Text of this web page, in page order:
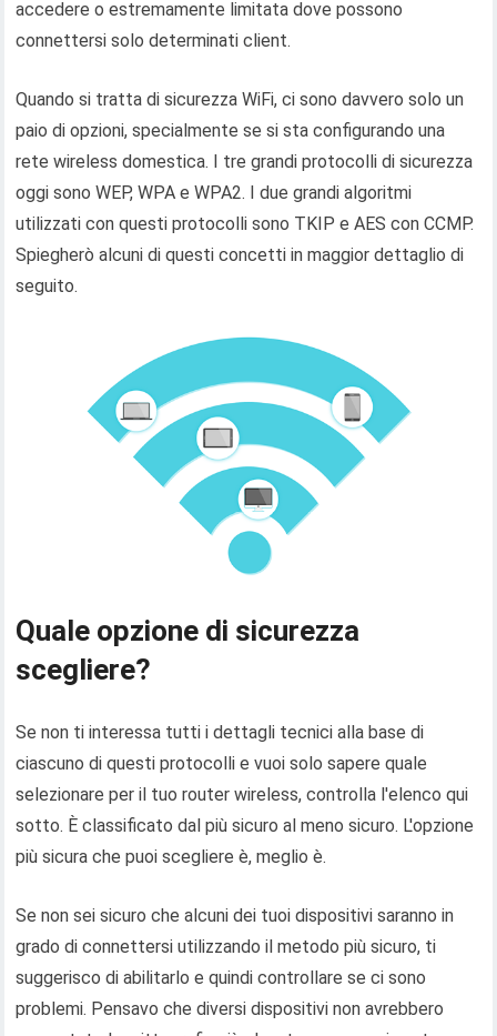
accedere o estremamente limitata dove possono
connettersi solo determinati client.
Quando si tratta di sicurezza WiFi, ci sono davvero solo un
paio di opzioni, specialmente se si sta configurando una
rete wireless domestica. I tre grandi protocolli di sicurezza
oggi sono WEP, WPA e WPA2. I due grandi algoritmi
utilizzati con questi protocolli sono TKIP e AES con CCMP.
Spiegherò alcuni di questi concetti in maggior dettaglio di
seguito.
Quale opzione di sicurezza
scegliere?
Se non ti interessa tutti i dettagli tecnici alla base di
ciascuno di questi protocolli e vuoi solo sapere quale
selezionare per il tuo router wireless, controlla l'elenco qui
sotto. È classificato dal più sicuro al meno sicuro. L'opzione
più sicura che puoi scegliere è, meglio è.
Se non sei sicuro che alcuni dei tuoi dispositivi saranno in
grado di connettersi utilizzando il metodo più sicuro, ti
suggerisco di abilitarlo e quindi controllare se ci sono
problemi. Pensavo che diversi dispositivi non avrebbero